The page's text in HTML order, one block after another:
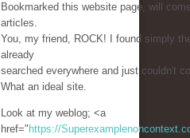
Bookmarked this website page, will
articles.
You, my friend, ROCK! I found simply
already
searched everywhere and just couldn't
What an ideal site.
Look at my weblog; <a
href=" https://